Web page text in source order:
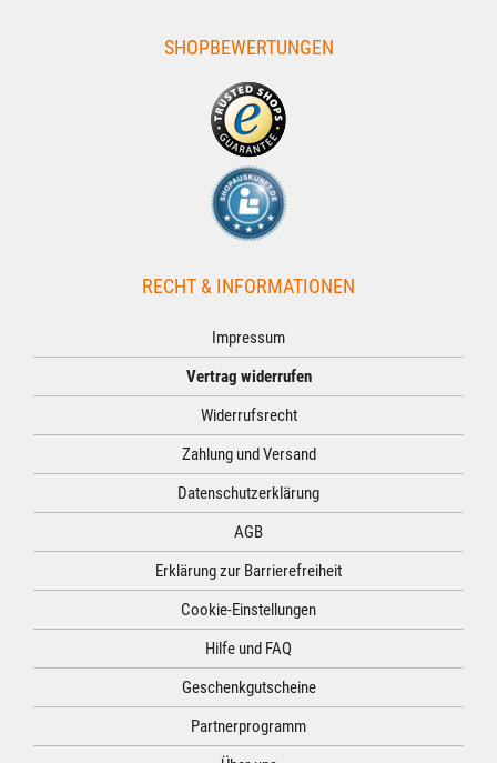
SHOPBEWERTUNGEN
RECHT & INFORMATIONEN
Impressum
Vertrag widerrufen
Widerrufsrecht
Zahlung und Versand
Datenschutzerklärung
AGB
Erklärung zur Barrierefreiheit
Cookie-Einstellungen
Hilfe und FAQ
Geschenkgutscheine
Partnerprogramm